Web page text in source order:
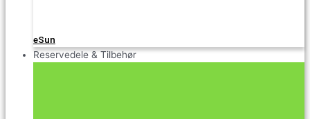
eSun
Reservedele & Tilbehør